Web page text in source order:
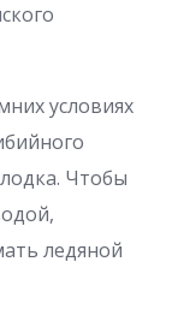
условиях
Чтобы
ледяной